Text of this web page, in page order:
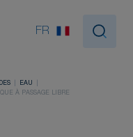
FR
EAU
À PASSAGE LIBRE